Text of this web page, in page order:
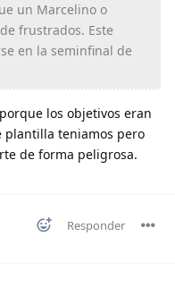
un Marcelino o
frustrados. Este
en la seminfinal de
los objetivos eran
plantilla teniamos pero
de forma peligrosa.
Responder